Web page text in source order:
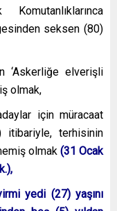
seksen (80)
‘Askerliğe elverişli
olmak,
için müracaat
itibariyle, terhisinin
olmak (31 Ocak
yedi (27) yaşını